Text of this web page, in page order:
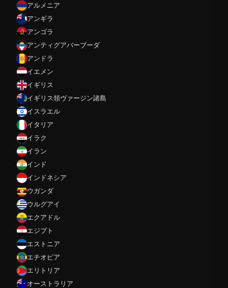
アルメニア
アンギラ
アンゴラ
アンティグアバーブーダ
アンドラ
イエメン
イギリス
イギリス領ヴァージン諸島
イスラエル
イタリア
イラク
イラン
インド
インドネシア
ウガンダ
ウルグアイ
エクアドル
エジプト
エストニア
エチオピア
エリトリア
オーストラリア